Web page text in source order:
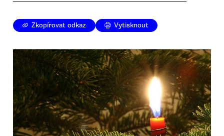
Zkopírovat odkaz Vytisknout